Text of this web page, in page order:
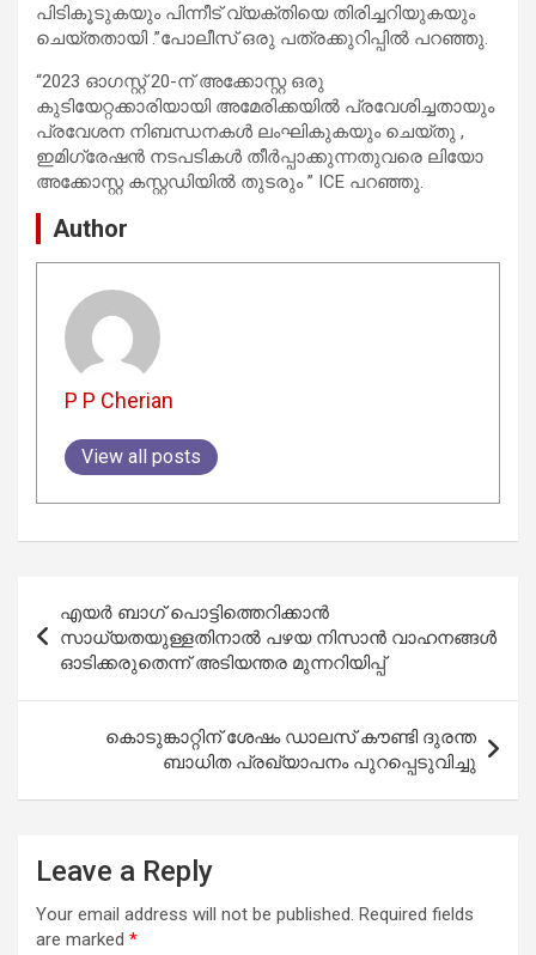
പിടികൂടുകയും പിന്നീട്‌ വ്യക്തിയെ തിരിച്ചറിയുകയും
ചെയ്തതായി .”പോലീസ് ഒരു പത്രക്കുറിപ്പിൽ പറഞ്ഞു.
“2023 ഓഗസ്റ്റ് 20-ന് അക്കോസ്റ്റ ഒരു
കുടിയേറ്റക്കാരിയായി അമേരിക്കയിൽ പ്രവേശിച്ചതായും
പ്രവേശന നിബന്ധനകൾ ലംഘികുകയും ചെയ്തു ,
ഇമിഗ്രേഷൻ നടപടികൾ തീർപ്പാക്കുന്നതുവരെ ലിയോ
അക്കോസ്റ്റ കസ്റ്റഡിയിൽ തുടരും ” ICE പറഞ്ഞു.
Author
P P Cherian
View all posts
navigation
എയർ ബാഗ് പൊട്ടിത്തെറിക്കാൻ
സാധ്യതയുള്ളതിനാൽ പഴയ നിസാൻ വാഹനങ്ങൾ
ഓടിക്കരുതെന്ന് അടിയന്തര മുന്നറിയിപ്പ്
കൊടുങ്കാറ്റിന് ശേഷം ഡാലസ് കൗണ്ടി ദുരന്ത
ബാധിത പ്രഖ്യാപനം പുറപ്പെടുവിച്ചു
Leave a Reply
Your email address will not be published. Required fields
are marked *